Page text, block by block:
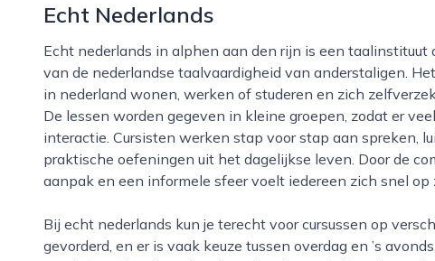
Echt Nederlands
Echt nederlands in alphen aan den rijn is een taalinstituut dat zich volledig richt op het verbeteren
van de nederlandse taalvaardigheid van anderstaligen.
in nederland wonen, werken of studeren en zich
De lessen worden gegeven in kleine groepen, zodat er
interactie. Cursisten werken stap voor stap aan spreken,
praktische oefeningen uit het dagelijkse leven. Door de
aanpak en een informele sfeer voelt iedereen zich snel op
Bij echt nederlands kun je terecht voor cursussen op verschillende niveaus, van absolute beginner tot
gevorderd, en er is vaak keuze tussen overdag en ’s